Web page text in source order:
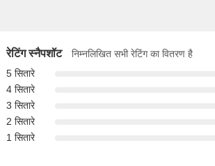
रेटिंग स्नैपशॉट
निम्नलिखित सभी रेटिंग का वितरण है
5 सितारे
4 सितारे
3 सितारे
2 सितारे
1 सितारे